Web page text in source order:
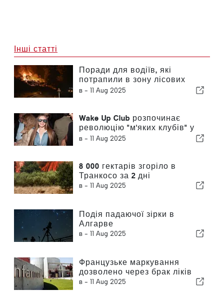
Інші статті
Поради для водіїв, які
потрапили в зону лісових
пожеж
в - 11 Aug 2025
Wake Up Club розпочинає
революцію "м'яких клубів" у
Лісабоні
в - 11 Aug 2025
8 000 гектарів згоріло в
Транкосо за 2 дні
в - 11 Aug 2025
Подія падаючої зірки в
Алгарве
в - 11 Aug 2025
Французьке маркування
дозволено через брак ліків
в - 11 Aug 2025